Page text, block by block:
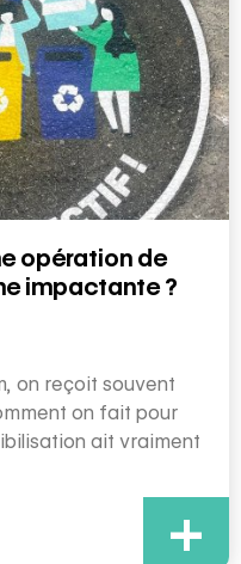
opération de
impactante ?
on reçoit souvent
on fait pour
ait vraiment
+